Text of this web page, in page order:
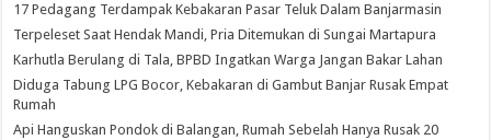
17 Pedagang Terdampak Kebakaran Pasar Teluk Dalam Banjarmasin
Terpeleset Saat Hendak Mandi, Pria Ditemukan di Sungai Martapura
Karhutla Berulang di Tala, BPBD Ingatkan Warga Jangan Bakar Lahan
Diduga Tabung LPG Bocor, Kebakaran di Gambut Banjar Rusak Empat
Rumah
Api Hanguskan Pondok di Balangan, Rumah Sebelah Hanya Rusak 20